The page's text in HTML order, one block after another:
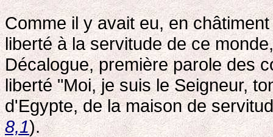
Comme il y avait eu, en
liberté à la servitude de ce
Décalogue, première parole des
liberté "Moi, je suis le Seigneur,
d'Egypte, de la maison de
8,1).